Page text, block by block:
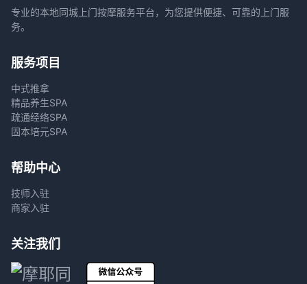
专业的本地同城上门按摩服务平台，为您提供便捷、可靠的上门服
务。
服务项目
中式推拿
精品养生SPA
疏通经络SPA
固本培元SPA
帮助中心
技师入驻
商家入驻
关注我们